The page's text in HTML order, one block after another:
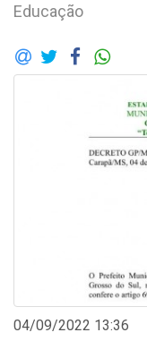
Educação
04/09/2022 13:36